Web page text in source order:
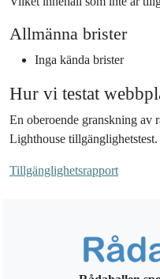
Allmänna brister
Inga kända brister
Hur vi testat
En oberoende granskning av
Lighthouse tillgänglighetstest.
Tillgänglighetsrapport